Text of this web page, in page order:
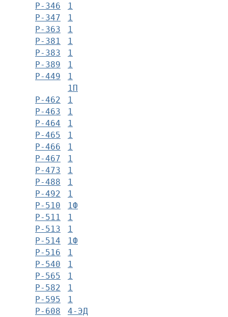
Р-346
1
Р-347
1
Р-363
1
Р-381
1
Р-383
1
Р-389
1
Р-449
1
1П
Р-462
1
Р-463
1
Р-464
1
Р-465
1
Р-466
1
Р-467
1
Р-473
1
Р-488
1
Р-492
1
Р-510
1Ф
Р-511
1
Р-513
1
Р-514
1Ф
Р-516
1
Р-540
1
Р-565
1
Р-582
1
Р-595
1
Р-608
4-ЭД